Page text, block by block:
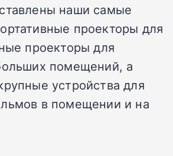
наши самые
проекторы для
проекторы для
помещений, а
устройства для
в помещении и на